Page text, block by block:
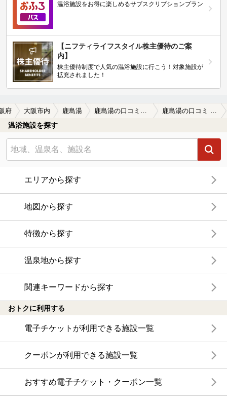
温浴施設をお得に楽しめるサブスクリプションプラン
【ニフティライフスタイル株主優待のご案
内】
株主優待制度で人気の温浴施設に行こう！対象施設が
拡充されました！
府 大阪市内 鹿島湯 鹿島湯の口コミ一覧 鹿島湯の口コミ 心地よい湯使い
温浴施設を探す
エリアから探す
地図から探す
特徴から探す
温泉地から探す
関連キーワードから探す
おトクに利用する
電子チケットが利用できる施設一覧
クーポンが利用できる施設一覧
おすすめ電子チケット・クーポン一覧